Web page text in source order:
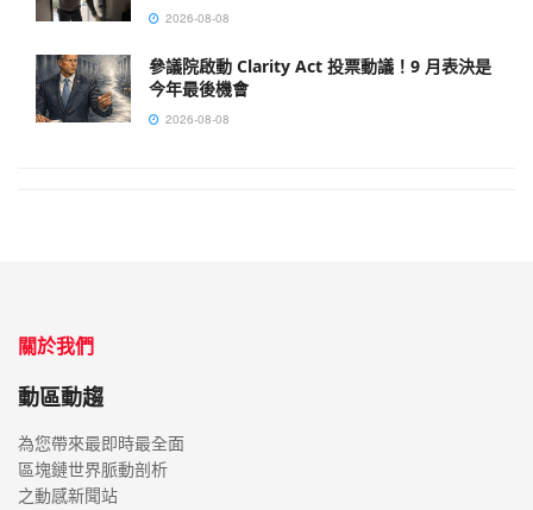
2026-08-08
參議院啟動 Clarity Act 投票動議！9 月表決是
今年最後機會
2026-08-08
關於我們
動區動趨
為您帶來最即時最全面
區塊鏈世界脈動剖析
之動感新聞站